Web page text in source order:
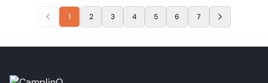
1 2 3 4 5 6 7